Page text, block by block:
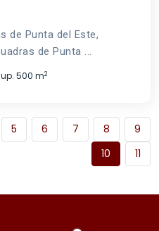
de Punta del Este,
de Punta ...
500 m2
5 6 7 8
9
10
11